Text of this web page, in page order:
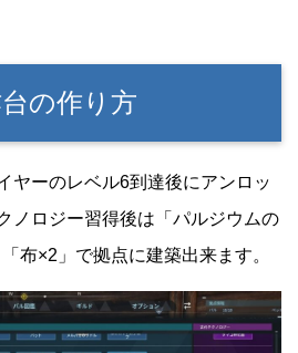
の作り方
ヤーのレベル6到達後にアンロッ
ノロジー習得後は「パルジウムの
布×2」で拠点に建築出来ます。